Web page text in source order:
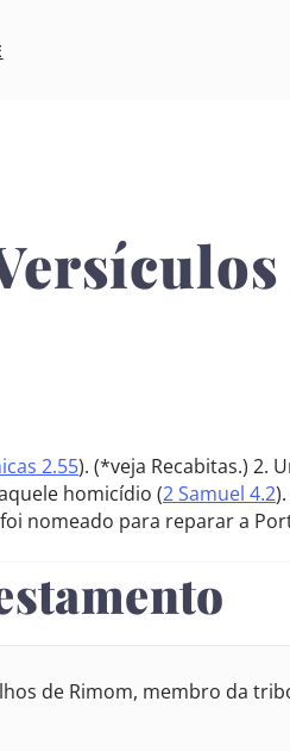
2.55). (*veja Recabitas.) 2.
homicídio (2 Samuel 4.2
nomeado para reparar a
de Rimom, membro da